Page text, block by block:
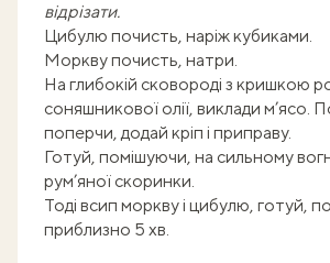
відрізати.
Цибулю почисть, наріж кубиками.
Моркву почисть, натри.
На глибокій сковороді з кришкою
соняшникової олії, виклади м’ясо.
поперчи, додай кріп і приправу.
Готуй, помішуючи, на сильному
рум’яної скоринки.
Тоді всип моркву і цибулю, готуй,
приблизно 5 хв.